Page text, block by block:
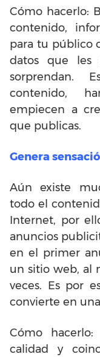
Cómo hacerlo:
contenido,
para tu público
datos que les
sorprendan.
contenido,
empiecen a
que publicas.
Genera
Aún existe
todo el
Internet, por
anuncios
en el primer
un sitio web, al
veces. Es por
convierte en
Cómo
calidad y